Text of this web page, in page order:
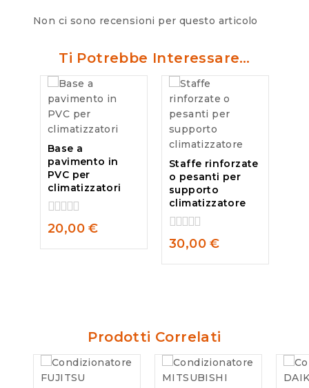
Non ci sono recensioni per questo articolo
Ti Potrebbe Interessare…
Base a
pavimento in
PVC per
climatizzatori
0
out
of
20,00€
Staffe rinforzate
o pesanti per
supporto
climatizzatore
0
out
of
30,00€
Prodotti Correlati